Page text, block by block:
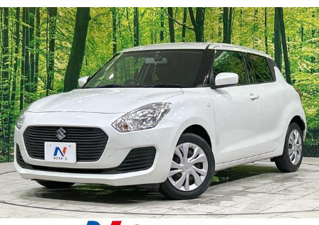
止システム ＣＤ再生（茨城県）